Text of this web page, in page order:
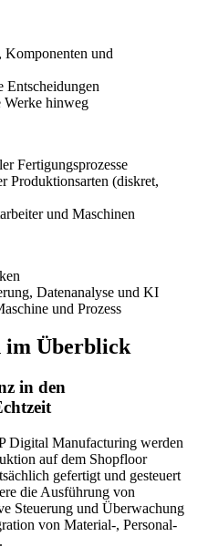
und
Entscheidungen
Werke hinweg
Fertigungsprozesse
Produktionsarten (diskret,
und Maschinen
Datenanalyse und KI
und Prozess
im Überblick
in den
Digital Manufacturing werden
auf dem Shopfloor
gefertigt und gesteuert
die Ausführung von
Steuerung und Überwachung
von Material-, Personal-